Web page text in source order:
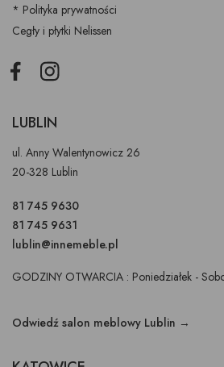
* Polityka prywatności
Cegły i płytki Nelissen
FacebookInstagram
LUBLIN
ul. Anny Walentynowicz 26
20-328 Lublin
81 745 9630
81 745 9631
lublin@innemeble.pl
GODZINY OTWARCIA : Poniedziałek -
Odwiedź salon meblowy Lublin →